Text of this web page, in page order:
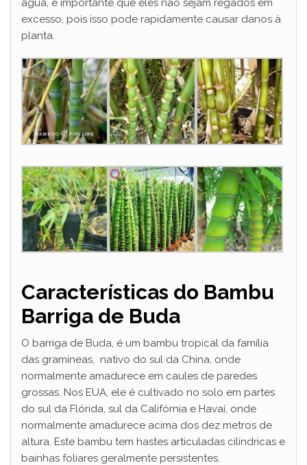
água, é importante que eles não sejam regados em
excesso, pois isso pode rapidamente causar danos à
planta.
Características do Bambu
Barriga de Buda
O barriga de Buda, é um bambu tropical da família
das gramíneas, nativo do sul da China, onde
normalmente amadurece em caules de paredes
grossas. Nos EUA, ele é cultivado no solo em partes
do sul da Flórida, sul da Califórnia e Havaí, onde
normalmente amadurece acima dos dez metros de
altura. Este bambu tem hastes articuladas cilíndricas e
bainhas foliares geralmente persistentes.